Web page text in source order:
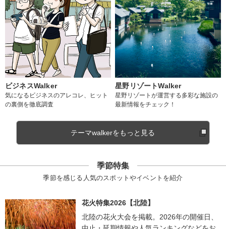
ビジネスWalker
気になるビジネスのアレコレ、ヒット
の裏側を徹底調査
星野リゾートWalker
星野リゾートが運営する多彩な施設の
最新情報をチェック！
テーマwalkerをもっと見る
季節特集
季節を感じる人気のスポットやイベントを紹介
花火特集2026【北陸】
北陸の花火大会を掲載。2026年の開催日、